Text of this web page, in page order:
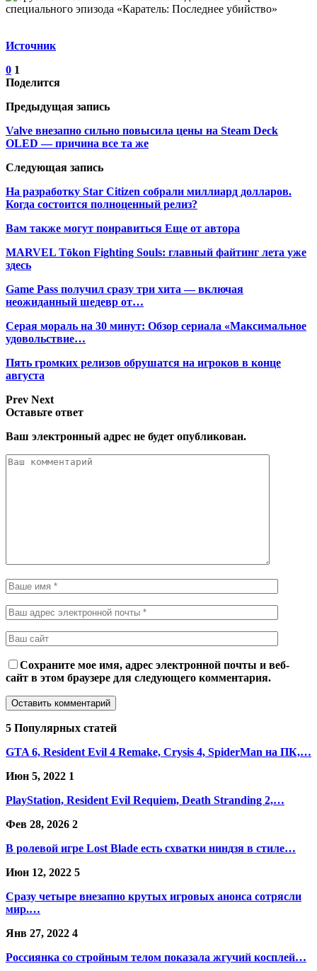
Источник
0 1
Поделится
Предыдущая запись
Valve внезапно сильно повысила цены на Steam Deck
OLED — причина все та же
Следующая запись
На разработку Star Citizen собрали миллиард долларов.
Когда состоится полноценный релиз?
Вам также могут понравиться Еще от автора
MARVEL Tōkon Fighting Souls: главный файтинг лета уже
здесь
Game Pass получил сразу три хита — включая
неожиданный шедевр от…
Серая мораль на 30 минут: Обзор сериала «Максимальное
удовольствие…
Пять громких релизов обрушатся на игроков в конце
августа
Prev Next
Оставьте ответ
Ваш электронный адрес не будет опубликован.
Сохраните мое имя, адрес электронной почты и веб-
сайт в этом браузере для следующего комментария.
5 Популярных статей
GTA 6, Resident Evil 4 Remake, Crysis 4, SpiderMan на ПК,…
Июн 5, 2022 1
PlayStation, Resident Evil Requiem, Death Stranding 2,…
Фев 28, 2026 2
В ролевой игре Lost Blade есть схватки ниндзя в стиле…
Июн 12, 2022 5
Сразу четыре внезапно крутых игровых анонса сотрясли
мир.…
Янв 27, 2022 4
Россиянка со стройным телом показала жгучий косплей…